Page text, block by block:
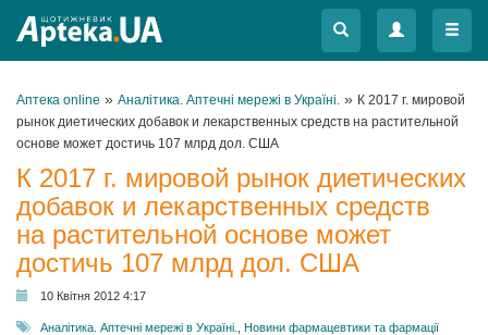
Меню
Меню
Аптека online » Аналітика. Аптечні мережі в Україні. » К 2017 г. мировой
рынок диетических добавок и лекарственных средств на растительной
основе может достичь 107 млрд дол. США
К 2017 г. мировой рынок диетических
добавок и лекарственных средств
на растительной основе может
достичь 107 млрд дол. США
10 Квітня 2012 4:17
Аналітика. Аптечні мережі в Україні. Новини фармацевтики та фармації